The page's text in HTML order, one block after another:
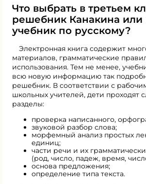
Что выбрать в третьем
решебник Канакина или
учебник по русскому?
Электронная книга содержит
материалов, грамматические
использования. Тем не менее,
всю новую информацию так
решебник. В соответствии с
школьных учителей, дети проходят
разделы:
проверка написанного,
звуковой разбор слова;
морфемный анализ простых
единиц;
части речи и их
(род, число, падеж, время,
основа предложения;
определение типа текста.